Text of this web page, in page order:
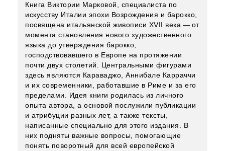
Книга Виктории Марковой, специалиста по
искусству Италии эпохи Возрождения и барокко,
посвящена итальянской живописи XVII века — ​от
момента становления нового художественного
языка до утверждения барокко,
господствовавшего в Европе на протяжении
почти двух столетий. Центральными фигурами
здесь являются Караваджо, Аннибале Карраччи
и их современники, работавшие в Риме и за его
пределами. Идея книги родилась из личного
опыта автора, а основой послужили публикации
и атрибуции разных лет, а также тексты,
написанные специально для этого издания. В
них подняты важные вопросы, помогающие
понять поворотный для всей европейской